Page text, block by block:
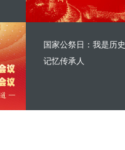
国家公祭日：我是历史
记忆传承人